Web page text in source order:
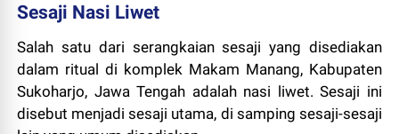
Sesaji Nasi Liwet
Salah satu dari serangkaian sesaji yang disediakan
dalam ritual di komplek Makam Manang, Kabupaten
Sukoharjo, Jawa Tengah adalah nasi liwet. Sesaji ini
disebut menjadi sesaji utama, di samping sesaji-sesaji